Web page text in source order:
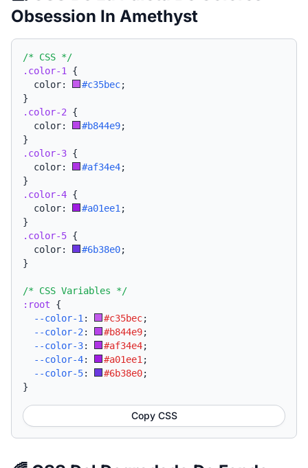
Obsession In Amethyst
/* CSS */
.color-1
{
  color:
#c35bec;
}
.color-2 {
  color:
#b844e9;
}
.color-3 {
  color:
#af34e4;
}
.color-4 {
  color:
#a01ee1 ;
}
.color-5 {
  color:
#6b38e0;
}
/* CSS Variables */
:root {
--color-1 : #c35bec;
--color-2 : #b844e9;
--color-3: #af34e4;
--color-4: #a01ee1 ;
--color-5: #6b38e0;
}
Copy CSS